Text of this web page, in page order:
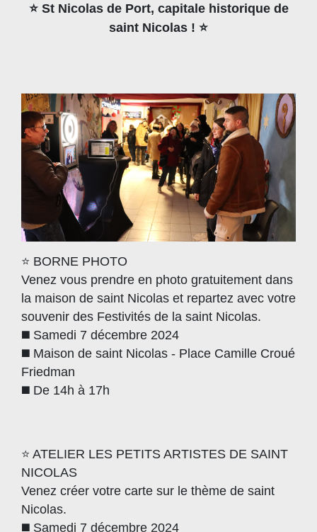
⭐️ St Nicolas de Port, capitale historique de
saint Nicolas ! ⭐️
⭐️ BORNE PHOTO
Venez vous prendre en photo gratuitement dans
la maison de saint Nicolas et repartez avec votre
souvenir des Festivités de la saint Nicolas.
◼️ Samedi 7 décembre 2024
◼️ Maison de saint Nicolas - Place Camille Croué
Friedman
◼️ De 14h à 17h
⭐️ ATELIER LES PETITS ARTISTES DE SAINT
NICOLAS
Venez créer votre carte sur le thème de saint
Nicolas.
◼️ Samedi 7 décembre 2024